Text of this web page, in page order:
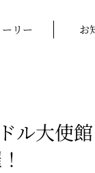
リー お
大使館